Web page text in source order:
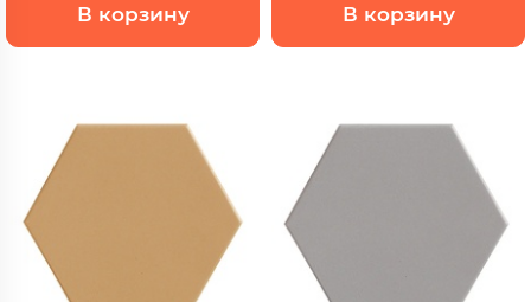
В корзину В корзину